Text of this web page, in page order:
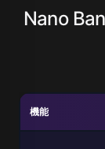
Nano
機能